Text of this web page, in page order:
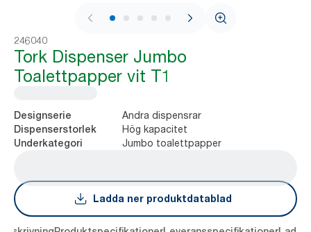
1 / 5
246040
Tork Dispenser Jumbo
Toalettpapper vit T1
Designserie Andra dispensrar
Dispenserstorlek Hög kapacitet
Underkategori Jumbo toalettpapper
Ladda ner produktdatablad